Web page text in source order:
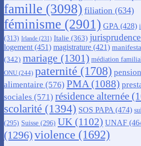
famille (3098) filiation (634)
féminisme (2901) GPA (428)
(313) Irlande (231) Italie (363) jurisprudence
logement (451) magistrature (421)
(342) mariage (1301) médiation
ONU (244) paternité (1708) pension
alimentaire (576) PMA (1088)
sociales (571) résidence alternée
scolarité (1394) SOS PAPA (474)
(295) Suisse (296) UK (1102) UNAF
(1296)violence (1692)